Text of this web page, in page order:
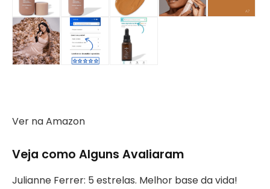
Ver na Amazon
Veja como Alguns Avaliaram
Julianne Ferrer: 5 estrelas. Melhor base da vida!